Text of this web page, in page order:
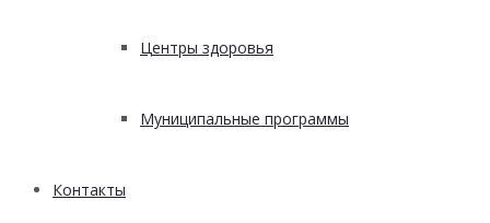
Центры здоровья
Муниципальные программы
Контакты